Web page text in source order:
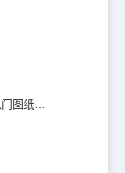
CAD机械入门图纸学习？CAD新手入门图纸练习